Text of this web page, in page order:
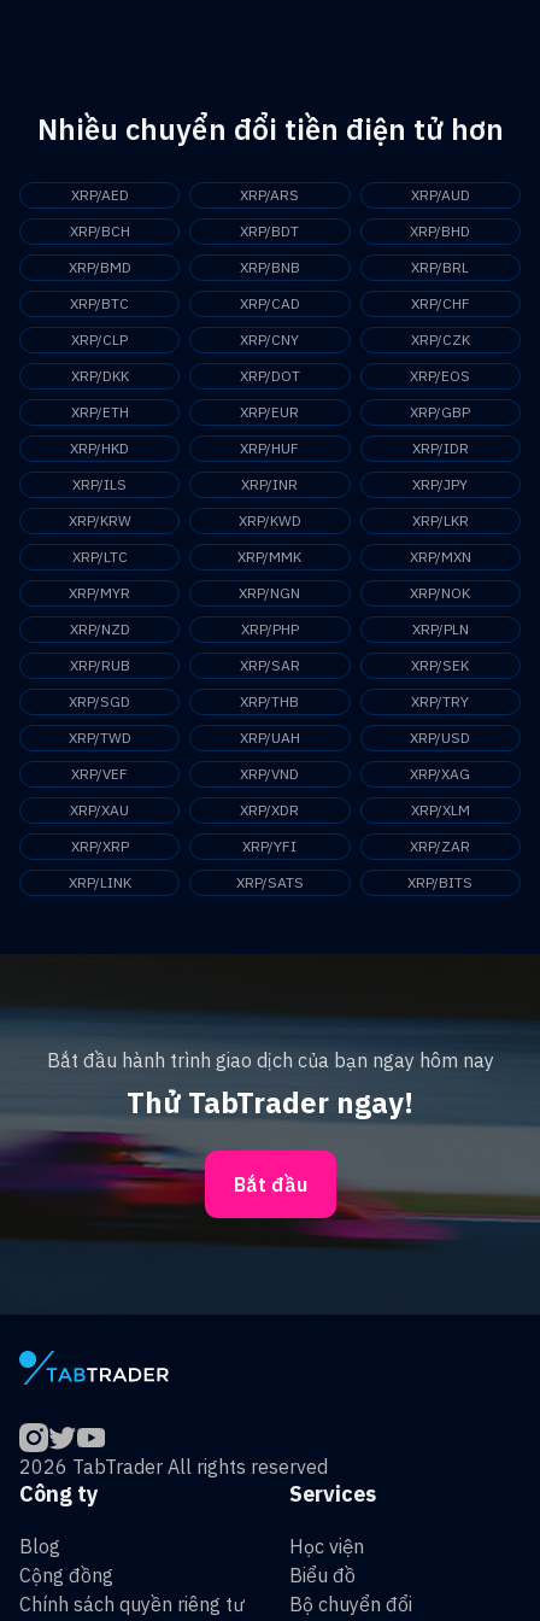
Nhiều chuyển đổi tiền điện tử hơn
XRP/AED XRP/ARS
XRP/AUD
XRP/BCH
XRP/BDT
XRP/BHD
XRP/BMD
XRP/BNB
XRP/BRL
XRP/BTC
XRP/CAD
XRP/CHF
XRP/CLP
XRP/CNY
XRP/CZK
XRP/DKK
XRP/DOT
XRP/EOS
XRP/ETH
XRP/EUR
XRP/GBP
XRP/HKD
XRP/HUF
XRP/IDR
XRP/ILS
XRP/INR
XRP/JPY
XRP/KRW
XRP/KWD
XRP/LKR
XRP/LTC
XRP/MMK
XRP/MXN
XRP/MYR
XRP/NGN
XRP/NOK
XRP/NZD
XRP/PHP
XRP/PLN
XRP/RUB
XRP/SAR
XRP/SEK
XRP/SGD
XRP/THB
XRP/TRY
XRP/TWD
XRP/UAH
XRP/USD
XRP/VEF
XRP/VND
XRP/XAG
XRP/XAU
XRP/XDR
XRP/XLM
XRP/XRP
XRP/YFI
XRP/ZAR
XRP/LINK
XRP/SATS XRP/BITS
Bắt đầu hành trình giao dịch của bạn ngay hôm nay
Thử TabTrader ngay!
Bắt đầu
2026 TabTrader All rights reserved
Services
Học viện
Biểu đồ
Bộ chuyển đổi
Công ty
Blog
Cộng đồng
Chính sách quyền riêng tư